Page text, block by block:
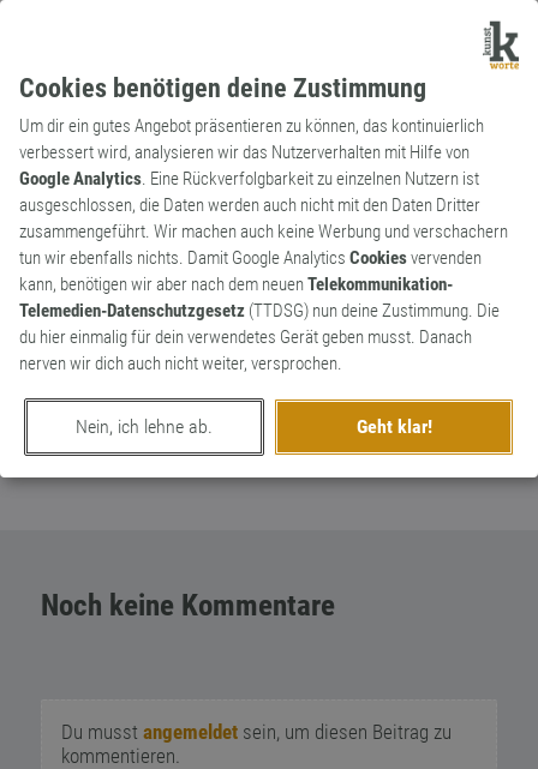
Cookies benötigen deine Zustimmung
Um dir ein gutes Angebot präsentieren zu können, das kontinuierlich
verbessert wird, analysieren wir das Nutzerverhalten mit Hilfe von
Google Analytics. Eine Rückverfolgbarkeit zu einzelnen Nutzern ist
ausgeschlossen, die Daten werden auch nicht mit den Daten Dritter
zusammengeführt. Wir machen auch keine Werbung und verschachern
tun wir ebenfalls nichts. Damit Google Analytics Cookiesvervenden
kann, benötigen wir aber nach dem neuenTelekommunikation-
Telemedien-Datenschutzgesetz (TTDSG) nun deine Zustimmung. Die
du hier einmalig für dein verwendetes Gerät geben musst. Danach
nerven wir dich auch nicht weiter, versprochen.
Nein, ich lehne ab. Geht klar!
Kunstwort
Substantiv
Dialogory
Servername für Digitalen Daten-pool der
p2p Daten++
0
erschaffen von Hellgate
am 4. Februar 2020
Noch keine Kommentare
Du musst angemeldetsein, um diesen Beitrag zu
kommentieren.